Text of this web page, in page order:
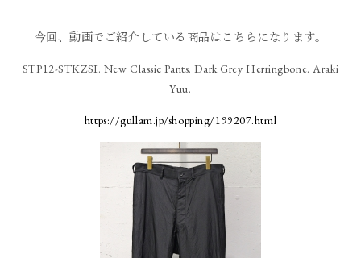
今回、動画でご紹介している商品はこちらになります。
STP12-STKZSI. New Classic Pants. Dark Grey Herringbone. Araki
Yuu.
https://gullam.jp/shopping/199207.html